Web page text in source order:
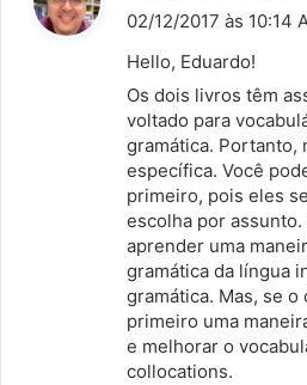
e
:
02/12/2017 às 10:14
Hello, Eduardo!
Os dois livros têm
voltado para
gramática. Portanto,
específica. Você
primeiro, pois eles
escolha por
aprender uma
gramática da língua
gramática. Mas, se
primeiro uma
e melhorar o
collocations.